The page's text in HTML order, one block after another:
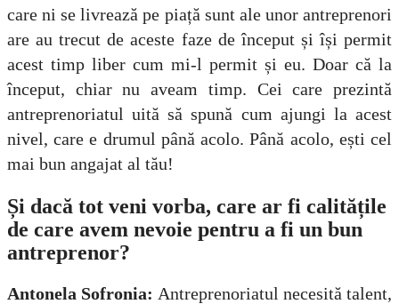
care ni se livrează pe piață sunt ale unor antreprenori
are au trecut de aceste faze de început și își permit
acest timp liber cum mi-l permit și eu. Doar că la
început, chiar nu aveam timp. Cei care prezintă
antreprenoriatul uită să spună cum ajungi la acest
nivel, care e drumul până acolo. Până acolo, ești cel
mai bun angajat al tău!
Și dacă tot veni vorba, care ar fi calitățile
de care avem nevoie pentru a fi un bun
antreprenor?
Antonela Sofronia: Antreprenoriatul necesită talent,